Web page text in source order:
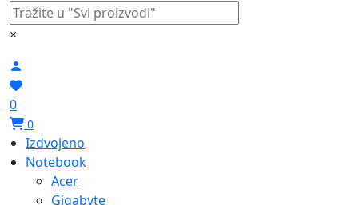
×
0
0
Izdvojeno
Notebook
Acer
Gigabyte